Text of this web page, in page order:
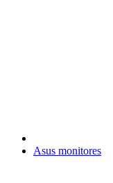
Asus monitores